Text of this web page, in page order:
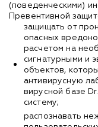
(поведенческими)
Превентивной
защищать от
опасных
расчетом на
сигнатурными и
объектов,
антивирусную
вирусной базе
систему;
распознавать